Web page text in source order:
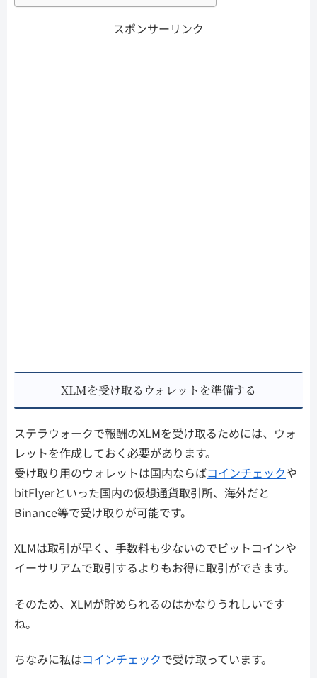
スポンサーリンク
XLMを受け取るウォレットを準備する
ステラウォークで報酬のXLMを受け取るためには、ウォ
レットを作成しておく必要があります。
受け取り用のウォレットは国内ならばコインチェックや
bitFlyerといった国内の仮想通貨取引所、海外だと
Binance等で受け取りが可能です。
XLMは取引が早く、手数料も少ないのでビットコインや
イーサリアムで取引するよりもお得に取引ができます。
そのため、XLMが貯められるのはかなりうれしいです
ね。
ちなみに私はコインチェックで受け取っています。